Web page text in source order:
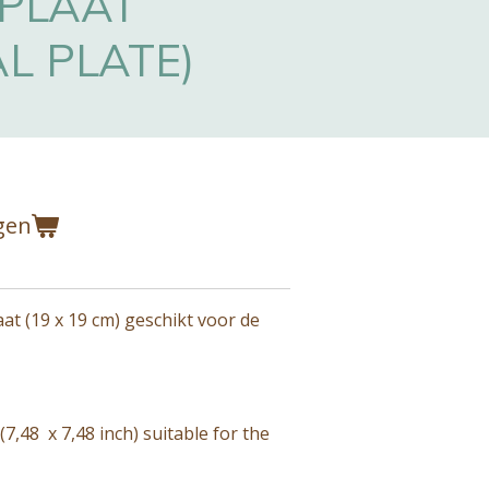
PLATE)
(19 x 19 cm) geschikt voor de
x 7,48 inch) suitable for the